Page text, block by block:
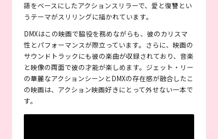
語をベースにしたアクションスリラーで、愛と復讐とい
うテーマがスリリングに描かれています。
DMXはこの映画で脇役を務めながらも、彼のカリスマ
性とパフォーマンスが際立っています。さらに、映画の
サウンドトラックにも彼の楽曲が収録されており、音楽
と映像の両面で彼の才能が楽しめます。ジェット・リー
の華麗なアクションシーンとDMXの存在感が融合したこ
の映画は、アクション映画好きにとって外せない一本で
す。